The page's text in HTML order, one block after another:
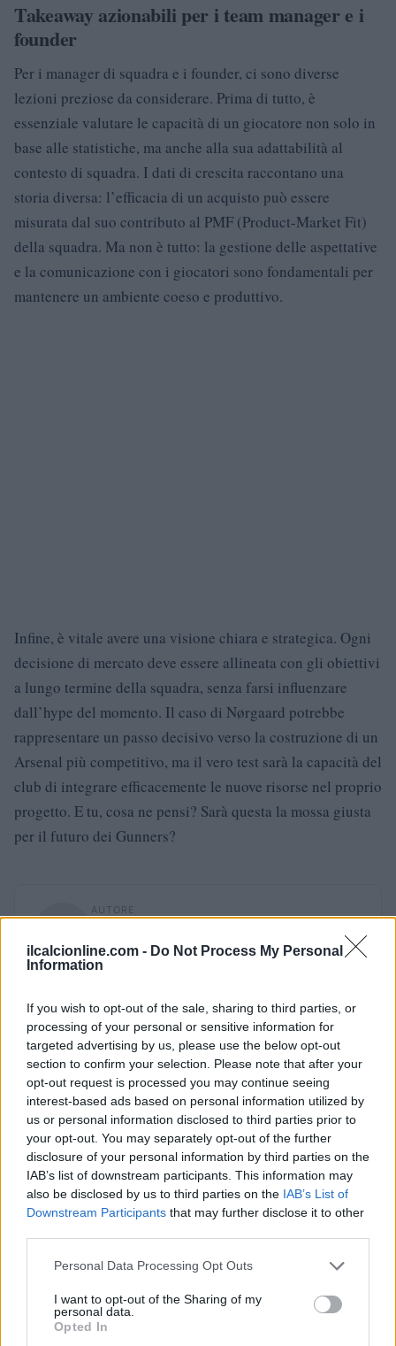
ilcalcionline.com - Do Not Process My Personal
Information
If you wish to opt-out of the sale, sharing to third parties, or
processing of your personal or sensitive information for
targeted advertising by us, please use the below opt-out
section to confirm your selection. Please note that after your
opt-out request is processed you may continue seeing
interest-based ads based on personal information utilized by
us or personal information disclosed to third parties prior to
your opt-out. You may separately opt-out of the further
disclosure of your personal information by third parties on the
IAB’s list of downstream participants. This information may
also be disclosed by us to third parties on the IAB’s List of
Downstream Participants that may further disclose it to other
Please note that this website/app uses one or more Google
not limited to your visit or usage behaviour. You may click to
grant or deny consent to Google and its third-party tags to
use your data for below specified purposes in below Google
Personal Data Processing Opt Outs
I want to opt-out of the Sharing of my
personal data.
Opted In
Takeaway azionabili per i team manager e i
founder
Per i manager di squadra e i founder, ci sono diverse
lezioni preziose da considerare. Prima di tutto, è
essenziale valutare le capacità di un giocatore non solo in
base alle statistiche, ma anche alla sua adattabilità al
contesto di squadra. I dati di crescita raccontano una
storia diversa: l’efficacia di un acquisto può essere
misurata dal suo contributo al PMF (Product-Market Fit)
della squadra. Ma non è tutto: la gestione delle aspettative
e la comunicazione con i giocatori sono fondamentali per
mantenere un ambiente coeso e produttivo.
Infine, è vitale avere una visione chiara e strategica. Ogni
decisione di mercato deve essere allineata con gli obiettivi
a lungo termine della squadra, senza farsi influenzare
dall’hype del momento. Il caso di Nørgaard potrebbe
rappresentare un passo decisivo verso la costruzione di un
Arsenal più competitivo, ma il vero test sarà la capacità del
club di integrare efficacemente le nuove risorse nel proprio
progetto. E tu, cosa ne pensi? Sarà questa la mossa giusta
per il futuro dei Gunners?
AUTORE